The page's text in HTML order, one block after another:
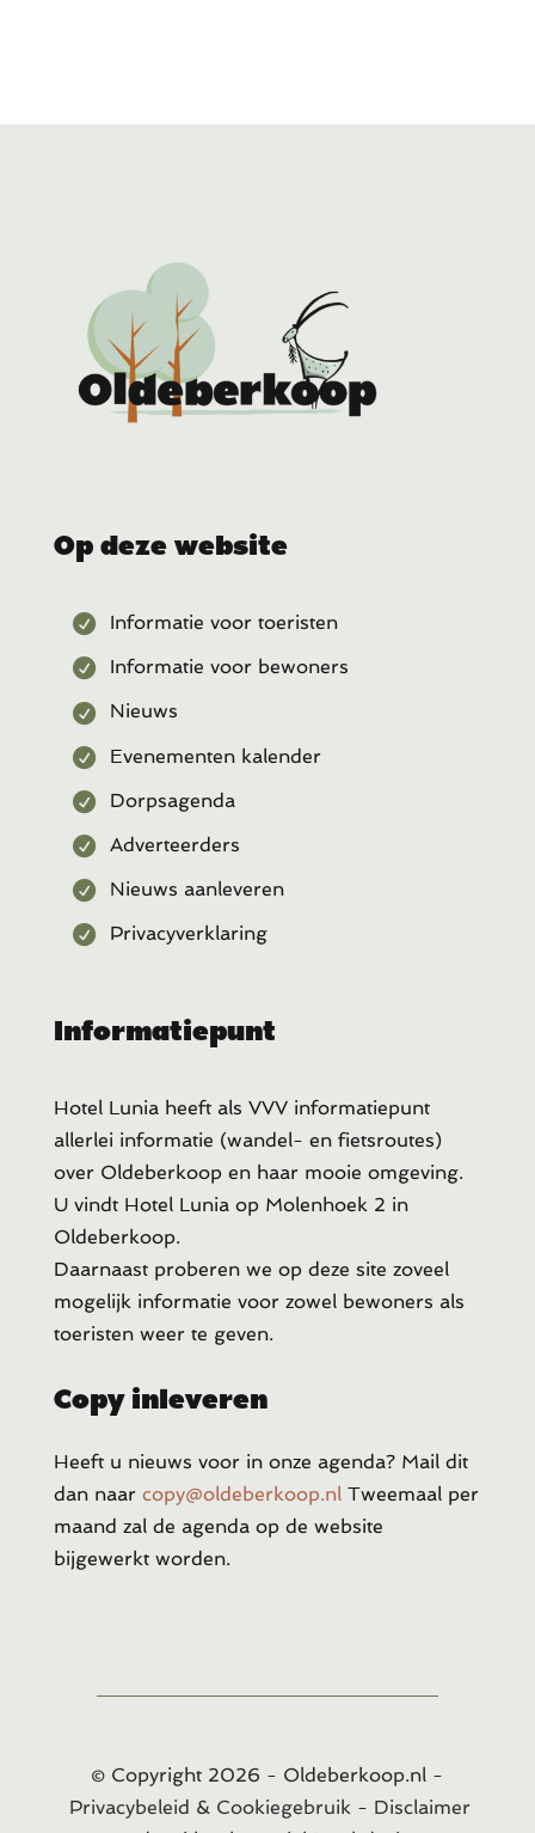
Op deze website
Informatie voor toeristen
Informatie voor bewoners
Nieuws
Evenementen kalender
Dorpsagenda
Adverteerders
Nieuws aanleveren
Privacyverklaring
Informatiepunt
Hotel Lunia heeft als VVV informatiepunt
allerlei informatie (wandel- en fietsroutes)
over Oldeberkoop en haar mooie omgeving.
U vindt Hotel Lunia op Molenhoek 2 in
Oldeberkoop.
Daarnaast proberen we op deze site zoveel
mogelijk informatie voor zowel bewoners als
toeristen weer te geven.
Copy inleveren
Heeft u nieuws voor in onze agenda? Mail dit
dan naar copy@oldeberkoop.nl Tweemaal per
maand zal de agenda op de website
bijgewerkt worden.
© Copyright 2026 - Oldeberkoop.nl -
Privacybeleid & Cookiegebruik - Disclaimer